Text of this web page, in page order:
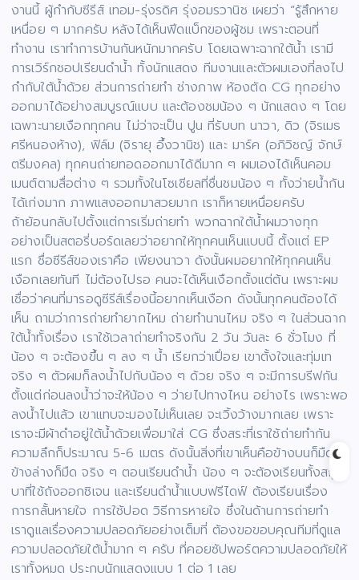
งานนี้ ผู้กำกับซีรีส์ เทอม-รุ่งรดิศ รุ่งอมรวานิช เผยว่า “รู้สึกหาย
เหนื่อย ๆ มากครับ หลังได้เห็นฟีดแบ็กของผู้ชม เพราะตอนที่
ทำงาน เราทำการบ้านกันหนักมากครับ โดยเฉพาะฉากใต้น้ำ เรามี
การเวิร์กชอปเรียนดำน้ำ ทั้งนักแสดง ทีมงานและตัวผมเองที่ลงไป
กำกับใต้น้ำด้วย ส่วนการถ่ายทำ ช่างภาพ ห้องตัด CG ทุกอย่าง
ออกมาได้อย่างสมบูรณ์แบบ และต้องชมน้อง ๆ นักแสดง ๆ โดย
เฉพาะนายเงือกทุกคน ไม่ว่าจะเป็น ปูน ที่รับบท นาวา, ดิว (จิรเมธ
ศรีหนองห้าง), ฟิล์ม (จิรายุ อึ้งวานิช) และ มาร์ค (อภิวิชญ์ จักษ์
ตรีมงคล) ทุกคนถ่ายทอดออกมาได้ดีมาก ๆ ผมเองได้เห็นคอม
เมนต์ตามสื่อต่าง ๆ รวมทั้งในโซเชียลที่ชื่นชมน้อง ๆ ทั้งว่ายน้ำกัน
ได้เก่งมาก ภาพแสงออกมาสวยมาก เราก็หายเหนื่อยครับ
ถ้าย้อนกลับไปตั้งแต่การเริ่มถ่ายทำ พวกฉากใต้น้ำผมวางทุก
อย่างเป็นสตอรี่บอร์ดเลยว่าอยากให้ทุกคนเห็นแบบนี้ ตั้งแต่ EP
แรก ชื่อซีรีส์ของเราคือ เพียงนาวา ดังนั้นผมอยากให้ทุกคนเห็น
เงือกเลยทันที ไม่ต้องไปรอ คนจะได้เห็นเงือกตั้งแต่ต้น เพราะผม
เชื่อว่าคนที่มารอดูซีรีส์เรื่องนี้อยากเห็นเงือก ดังนั้นทุกคนต้องได้
เห็น ถามว่าการถ่ายทำยากไหม ถ่ายทำนานไหม จริง ๆ ในส่วนฉาก
ใต้น้ำทั้งเรื่อง เราใช้เวลาถ่ายทำจริงกัน 2 วัน วันละ 6 ชั่วโมง ที่
น้อง ๆ จะต้องขึ้น ๆ ลง ๆ น้ำ เรียกว่าเปื่อย เขาตั้งใจและทุ่มเท
จริง ๆ ตัวผมก็ลงน้ำไปกับน้อง ๆ ด้วย จริง ๆ จะมีการบรีฟกัน
ตั้งแต่ก่อนลงน้ำว่าจะให้น้อง ๆ ว่ายไปทางไหน อย่างไร เพราะพอ
ลงน้ำไปแล้ว เขาแทบจะมองไม่เห็นเลย จะเวิ้งว้างมากเลย เพราะ
เราจะมีผ้าดำอยู่ใต้น้ำด้วยเพื่อมาใส่ CG ซึ่งสระที่เราใช้ถ่ายทำกัน
ความลึกก็ประมาณ 5-6 เมตร ดังนั้นสิ่งที่เขาเห็นคือข้างบนก็มืด
ข้างล่างก็มืด จริง ๆ ตอนเรียนดำน้ำ น้อง ๆ จะต้องเรียนทั้งสกู
บาที่ใช้ถังออกซิเจน และเรียนดำน้ำแบบฟรีไดฟ์ ต้องเรียนเรื่อง
การกลั้นหายใจ การใช้ปอด วิธีการหายใจ ซึ่งในด้านการถ่ายทำ
เราดูแลเรื่องความปลอดภัยอย่างเต็มที่ ต้องขอขอบคุณทีมที่ดูแล
ความปลอดภัยใต้น้ำมาก ๆ ครับ ที่คอยซัปพอร์ตความปลอดภัยให้
เราทั้งหมด ประกบนักแสดงแบบ 1 ต่อ 1 เลย